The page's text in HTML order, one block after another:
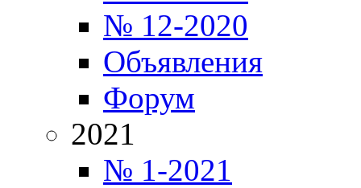
№ 12-2020
Объявления
Форум
2021
№ 1-2021